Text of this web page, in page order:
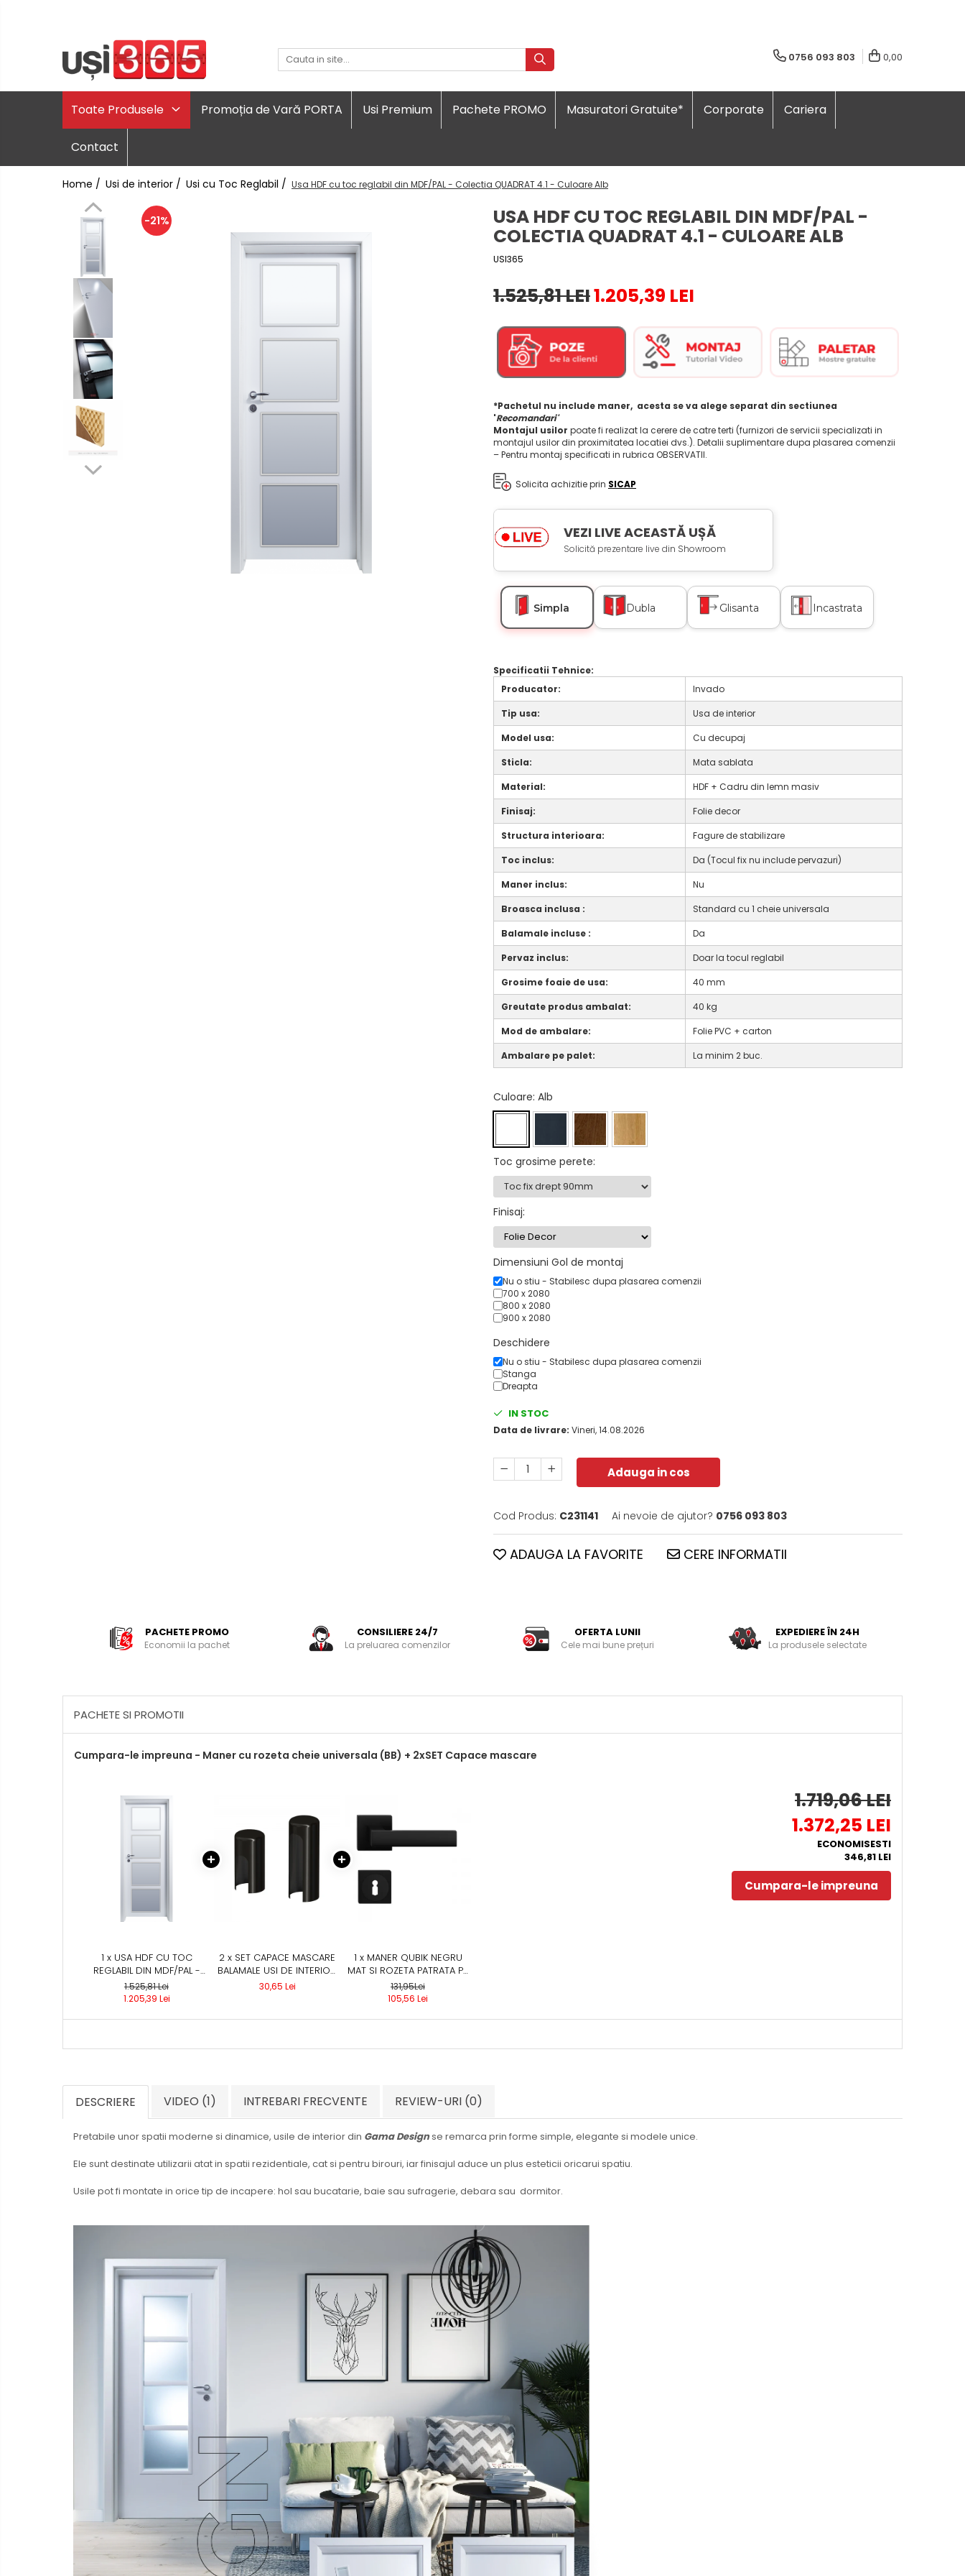
0756 093 803 0,00
Toate Produsele Promoția de Vară PORTA Usi Premium Pachete PROMO Masuratori Gratuite* Corporate Cariera
Contact
Home / Usi de interior / Usi cu Toc Reglabil / Usa HDF cu toc reglabil din MDF/PAL - Colectia QUADRAT 4.1 - Culoare Alb
USA HDF CU TOC REGLABIL DIN MDF/PAL -
COLECTIA QUADRAT 4.1 - CULOARE ALB
USI365
-21%
1.525,81 LEI1.205,39 LEI
*Pachetul nu include maner, acesta se va alege separat din sectiunea
'Recomandari'
Montajul usilor poate fi realizat la cerere de catre terti (furnizori de servicii specializati in
montajul usilor din proximitatea locatiei dvs.). Detalii suplimentare dupa plasarea comenzii
– Pentru montaj specificati in rubrica OBSERVATII.
Solicita achizitie prin SICAP
VEZI LIVE ACEASTĂ UȘĂ
Solicită prezentare live din Showroom
Simpla Dubla Glisanta Incastrata
Specificatii Tehnice:
Producator:
Invado
Tip usa:
Usa de interior
Model usa:
Cu decupaj
Sticla:
Mata sablata
Material:
HDF + Cadru din lemn masiv
Finisaj:
Folie decor
Structura interioara:
Fagure de stabilizare
Toc inclus:
Da (Tocul fix nu include pervazuri)
Maner inclus:
Nu
Broasca inclusa :
Standard cu 1 cheie universala
Balamale incluse :
Da
Pervaz inclus:
Doar la tocul reglabil
Grosime foaie de usa:
40 mm
Greutate produs ambalat:
40 kg
Mod de ambalare:
Folie PVC + carton
Ambalare pe palet:
La minim 2 buc.
Culoare: Alb
Toc grosime perete:
Finisaj:
Dimensiuni Gol de montaj
Nu o stiu - Stabilesc dupa plasarea comenzii
700 x 2080
800 x 2080
900 x 2080
Deschidere
Nu o stiu - Stabilesc dupa plasarea comenzii
Stanga
Dreapta
IN STOC
Data de livrare: Vineri, 14.08.2026
Adauga in cos
Cod Produs: C231141 Ai nevoie de ajutor? 0756 093 803
ADAUGA LA FAVORITE CERE INFORMATII
PACHETE PROMO
Economii la pachet
CONSILIERE 24/7
La preluarea comenzilor
OFERTA LUNII
Cele mai bune prețuri
EXPEDIERE ÎN 24H
La produsele selectate
PACHETE SI PROMOTII
Cumpara-le impreuna - Maner cu rozeta cheie universala (BB) + 2xSET Capace mascare
1 x USA HDF CU TOC
REGLABIL DIN MDF/PAL -
COLECTIA QUADRAT 4.1 -
CULOARE ALB
1.525,81 Lei
1.205,39 Lei
2 x SET CAPACE MASCARE
BALAMALE USI DE INTERIOR,
NEGRU
30,65 Lei
1 x MANER QUBIK NEGRU
MAT SI ROZETA PATRATA PZ
/ BB / WC, MANER CU
ROZETA BB SI CHEIE
131,95Lei
105,56 Lei
1.719,06 LEI
1.372,25 LEI
ECONOMISESTI
346,81 LEI
Cumpara-le impreuna
DESCRIERE VIDEO (1) INTREBARI FRECVENTE REVIEW-URI (0)
Pretabile unor spatii moderne si dinamice, usile de interior din Gama Designse remarca prin forme simple, elegante si modele unice.
Ele sunt destinate utilizarii atat in spatii rezidentiale, cat si pentru birouri, iar finisajul aduce un plus esteticii oricarui spatiu.
Usile pot fi montate in orice tip de incapere: hol sau bucatarie, baie sau sufragerie, debara sau dormitor.